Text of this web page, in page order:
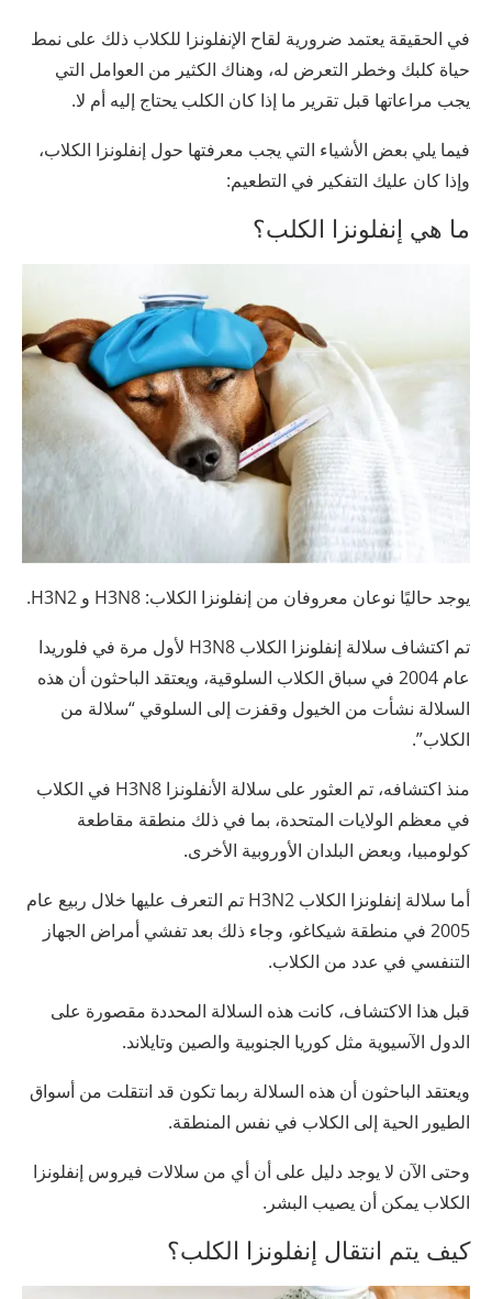
في الحقيقة يعتمد ضرورية لقاح الإنفلونزا للكلاب ذلك على نمط
حياة كلبك وخطر التعرض له، وهناك الكثير من العوامل التي
يجب مراعاتها قبل تقرير ما إذا كان الكلب يحتاج إليه أم لا.
فيما يلي بعض الأشياء التي يجب معرفتها حول إنفلونزا الكلاب،
وإذا كان عليك التفكير في التطعيم:
ما هي إنفلونزا الكلب؟
يوجد حاليًا نوعان معروفان من إنفلونزا الكلاب: H3N8 و H3N2.
تم اكتشاف سلالة إنفلونزا الكلاب H3N8 لأول مرة في فلوريدا
عام 2004 في سباق الكلاب السلوقية، ويعتقد الباحثون أن هذه
السلالة نشأت من الخيول وقفزت إلى السلوقي “سلالة من
الكلاب”.
منذ اكتشافه، تم العثور على سلالة الأنفلونزا H3N8 في الكلاب
في معظم الولايات المتحدة، بما في ذلك منطقة مقاطعة
كولومبيا، وبعض البلدان الأوروبية الأخرى.
أما سلالة إنفلونزا الكلاب H3N2 تم التعرف عليها خلال ربيع عام
2005 في منطقة شيكاغو، وجاء ذلك بعد تفشي أمراض الجهاز
التنفسي في عدد من الكلاب.
قبل هذا الاكتشاف، كانت هذه السلالة المحددة مقصورة على
الدول الآسيوية مثل كوريا الجنوبية والصين وتايلاند.
ويعتقد الباحثون أن هذه السلالة ربما تكون قد انتقلت من أسواق
الطيور الحية إلى الكلاب في نفس المنطقة.
وحتى الآن لا يوجد دليل على أن أي من سلالات فيروس إنفلونزا
الكلاب يمكن أن يصيب البشر.
كيف يتم انتقال إنفلونزا الكلب؟